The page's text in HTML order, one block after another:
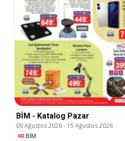
BİM - Katalog Pazar
09 Ağustos 2026- 15 Ağustos 2026
BİM